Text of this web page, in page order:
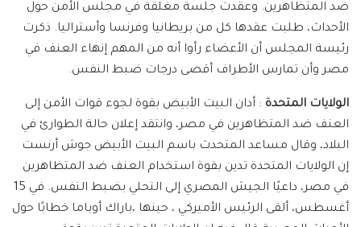
ضد المتظاهرين. وعقدت جلسة مغلقة في مجلس الأمن حول
الأحداث، طلبت عقدها كل من بريطانيا وفرنسا وأستراليا. ذكرت
رئيسة المجلس أن الأعضاء رأوا أنه من المهم إنهاء العنف في
مصر وأن تمارس الأطراف أقصى درجات ضبط النفس.
الولايات المتحدة : أدان البيت الأبيض بقوة لجوء قوات الأمن إلى
العنف ضد المتظاهرين في مصر، وانتقد إعلان حالة الطوارئ في
البلاد، وقال مساعد المتحدث باسم البيت الأبيض جوش أرنست
إن الولايات المتحدة تدين بقوة استخدام العنف ضد المتظاهرين
في مصر، داعيًا الجيش المصري إلى التحلي بضبط النفس. في 15
أغسطس، ألقى الرئيس الأميركي ، حينها ،باراك أوباما خطابًا حول